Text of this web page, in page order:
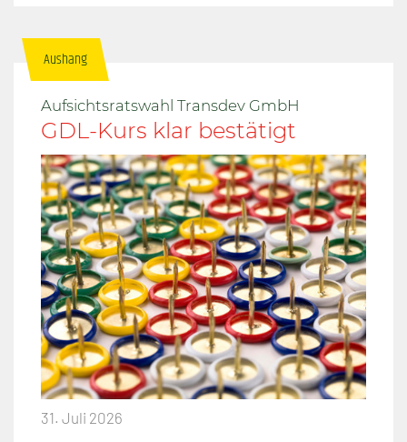
Aushang
Aufsichtsratswahl Transdev GmbH
GDL-Kurs klar bestätigt
31. Juli 2026